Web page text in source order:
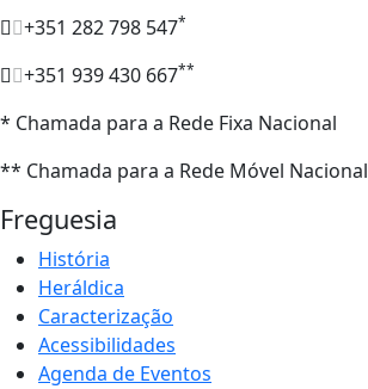
+351 282 798 547*
+351 939 430 667**
* Chamada para a Rede Fixa Nacional
** Chamada para a Rede Móvel Nacional
Freguesia
História
Heráldica
Caracterização
Acessibilidades
Agenda de Eventos